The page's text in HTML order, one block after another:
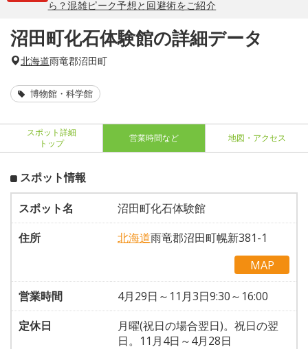
ら？混雑ピーク予想と回避術をご紹介
沼田町化石体験館の詳細データ
北海道雨竜郡沼田町
博物館・科学館
スポット詳細
トップ
営業時間など 地図・アクセス
スポット情報
スポット名
沼田町化石体験館
住所
北海道雨竜郡沼田町幌新381-1
MAP
営業時間
4月29日～11月3日9:30～16:00
定休日
月曜(祝日の場合翌日)。祝日の翌
日。11月4日～4月28日